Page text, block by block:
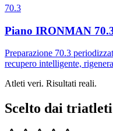
70.3
Piano IRONMAN
Preparazione 70.3
recupero intelligente,
Atleti veri. Risultati reali.
Scelto dai triatleti